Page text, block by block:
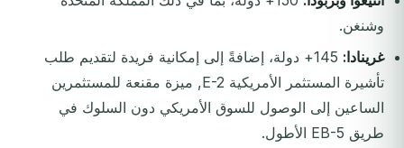
وشنغن.
غرينادا:
145+ دولة، إضافةً إلى إمكانية فريدة لتقديم طلب
تأشيرة المستثمر الأمريكية E-2, ميزة مقنعة للمستثمرين
الساعين إلى الوصول للسوق الأمريكي دون السلوك في
طريق EB-5 الأطول.